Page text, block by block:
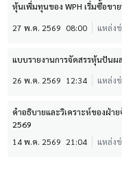
หุ้นเพิ่มทุนของ WPH เริ่มซื้อข
27 พ.ค. 2569 08:00 แหล่ง
แบบรายงานการจัดสรรหุ้นปันผ
26 พ.ค. 2569 12:34 แหล่ง
คำอธิบายและวิเคราะห์ของฝ่า
2569
14 พ.ค. 2569 21:04 แหล่ง